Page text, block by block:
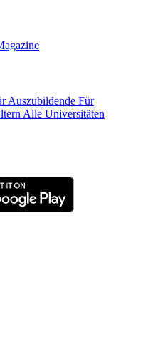
Auszubildende Für
Alle Universitäten